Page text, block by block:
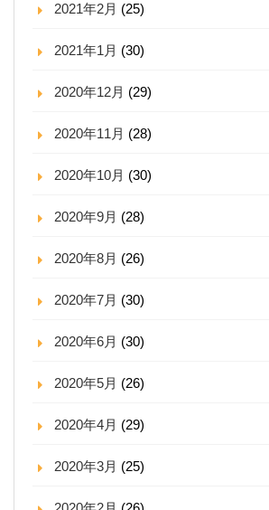
2021年2月 (25)
2021年1月 (30)
2020年12月 (29)
2020年11月 (28)
2020年10月 (30)
2020年9月 (28)
2020年8月 (26)
2020年7月 (30)
2020年6月 (30)
2020年5月 (26)
2020年4月 (29)
2020年3月 (25)